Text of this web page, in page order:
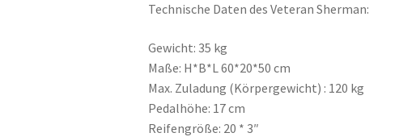
Technische Daten des Veteran Sherman:
Gewicht: 35 kg
Maße: H*B*L 60*20*50 cm
Max. Zuladung (Körpergewicht) : 120 kg
Pedalhöhe: 17 cm
Reifengröße: 20 * 3″